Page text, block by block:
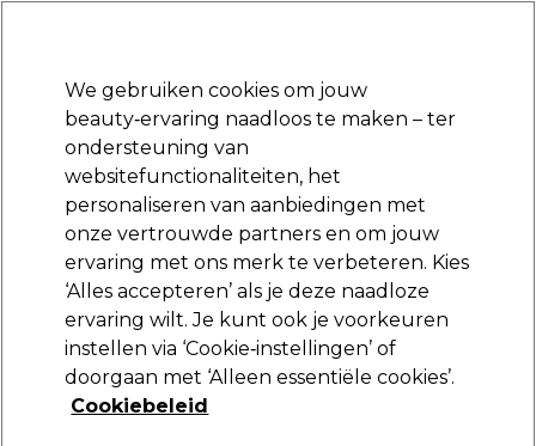
Aanmelden
Merken Deals Haar Elektra
Volgende dag geleverd*
Na verzending, maandag t/m vrijdag
Sibel Lakscherm/0099531
9,89 €
We gebruiken cookies om jouw
beauty‑ervaring naadloos te maken – ter
ondersteuning van
websitefunctionaliteiten, het
personaliseren van aanbiedingen met
onze vertrouwde partners en om jouw
ervaring met ons merk te verbeteren. Kies
‘Alles accepteren’ als je deze naadloze
ervaring wilt. Je kunt ook je voorkeuren
instellen via ‘Cookie‑instellingen’ of
doorgaan met ‘Alleen essentiële cookies’.
Cookiebeleid